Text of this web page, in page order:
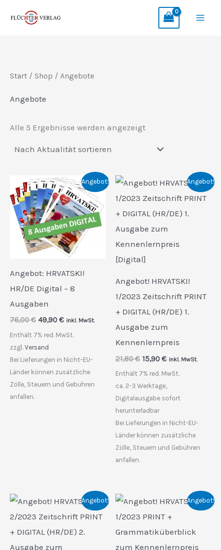
Inhalt
Start / Shop / Angebote
Angebote
Alle 5 Ergebnisse werden angezeigtNach
Angebot!
Angebot: HRVATSKI!
HR/DE Digital – 8
Ausgaben
76,00€ Ursprünglicher
war:
76,00 €
49,90 €Aktueller
ist:
inkl. MwSt.
Enthält 7% red. MwSt.
zzgl. Versand
Bei Lieferungen in Nicht-EU-
Länder können zusätzliche
Zölle, Steuern und Gebühren
anfallen.
Angebot!
Angebot! HRVATSKI!
1/2023 Zeitschrift PRINT
+ DIGITAL (HR/DE) 1.
Ausgabe zum
Kennenlernpreis
21,80€ Ursprünglicher
war:
21,80 €
15,90 €Aktueller
ist:
15,90 €.
inkl. MwSt.
Enthält 7% red. MwSt.
ca. 2-3 Werktage,
Digitalausgabe sofort
herunterladbar
Bei Lieferungen in Nicht-EU-
Länder können zusätzliche
Zölle, Steuern und Gebühren
anfallen.
Angebot! Angebot!